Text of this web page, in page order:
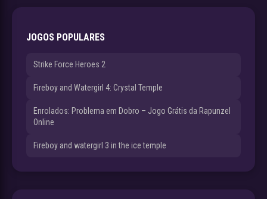
JOGOS POPULARES
Strike Force Heroes 2
Fireboy and Watergirl 4: Crystal Temple
Enrolados: Problema em Dobro – Jogo Grátis da Rapunzel
Online
Fireboy and watergirl 3 in the ice temple